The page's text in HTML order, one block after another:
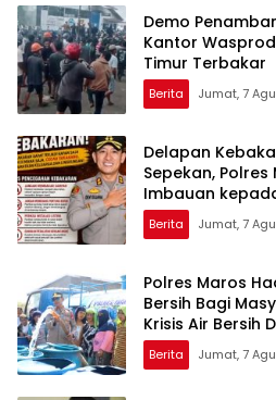
Demo
Kantor
Timur Terbakar
Berita Jumat, 7
Delapan
Sepekan,
Imbauan
Berita Jumat, 7
Polres Maros
Bersih Bagi
Krisis Air Bersih
Berita Jumat, 7